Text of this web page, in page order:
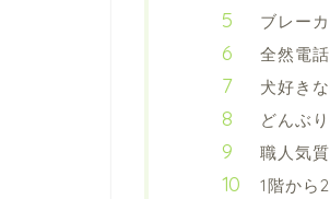
ブレー
全然電
犬好き
どんぶ
職人気
1階から